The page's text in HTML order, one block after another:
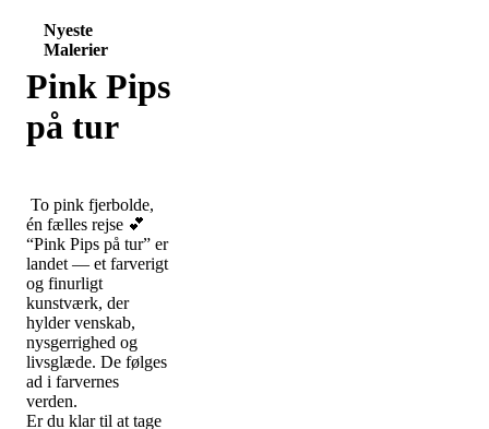
Nyeste
Malerier
Pink Pips
på tur
To pink fjerbolde,
én fælles rejse 💕
“Pink Pips på tur” er
landet — et farverigt
og finurligt
kunstværk, der
hylder venskab,
nysgerrighed og
livsglæde. De følges
ad i farvernes
verden.
Er du klar til at tage